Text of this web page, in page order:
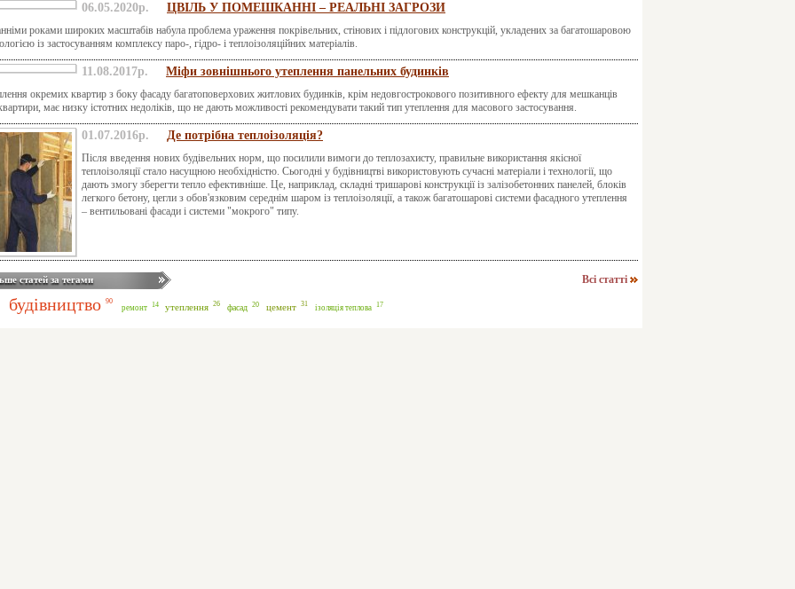
06.05.2020р. ЦВІЛЬ У ПОМЕШКАННІ – РЕАЛЬНІ ЗАГРОЗИ
роками широких масштабів набула проблема ураження покрівельних, стінових і підлогових конструкцій, укладених за багатошаровою
із застосуванням комплексу паро-, гідро- і теплоізоляційних матеріалів.
11.08.2017р. Міфи зовнішнього утеплення панельних будинків
окремих квартир з боку фасаду багатоповерхових житлових будинків, крім недовгострокового позитивного ефекту для мешканців
квартири, має низку істотних недоліків, що не дають можливості рекомендувати такий тип утеплення для масового застосування.
01.07.2016р. Де потрібна теплоізоляція?
Після введення нових будівельних норм, що посилили вимоги до теплозахисту, правильне використання якісної
теплоізоляції стало насущною необхідністю. Сьогодні у будівництві використовують сучасні матеріали і технології, що
дають змогу зберегти тепло ефективніше. Це, наприклад, складні тришарові конструкції із залізобетонних панелей, блоків
легкого бетону, цегли з обов'язковим середнім шаром із теплоізоляції, а також багатошарові системи фасадного утеплення
– вентильовані фасади і системи "мокрого" типу.
статей за тегами
будівництво 90
ремонт 14 утеплення 26 фасад 20 цемент 31 ізоляція теплова 17
Всі статті